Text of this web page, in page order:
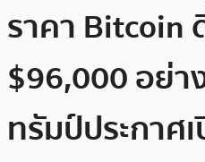
ราคา Bitcoin
$96,000 อย่า
ทรัมป์ประกาศ